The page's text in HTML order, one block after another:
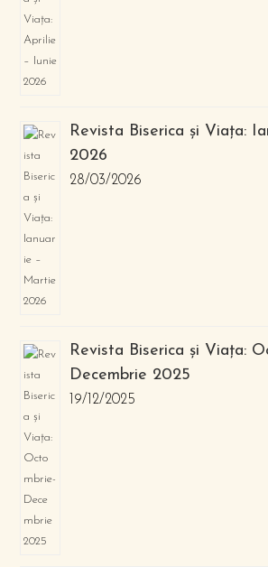
Revista Biserica și Viața:
2026
28/03/2026
Revista Biserica și Viața:
Decembrie 2025
19/12/2025